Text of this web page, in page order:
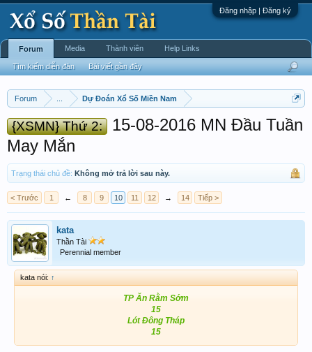
Đăng nhập | Đăng ký
Forum Dự Đoán Xổ Số Miền Nam
{XSMN} Thứ 2:
15-08-2016 MN Đầu Tuần
May Mắn
Trạng thái chủ đề: Không mở trả lời sau này.
< Trước 1 ← 8 9 10 11 12 → 14 Tiếp >
kata
Thần Tài
Perennial member
kata nói: ↑
TP Ăn Rằm Sớm
15
Lót Đông Tháp
15
Forum
Tìm kiếm diễn đàn Bài viết gần đây
Media Thành viên Help Links